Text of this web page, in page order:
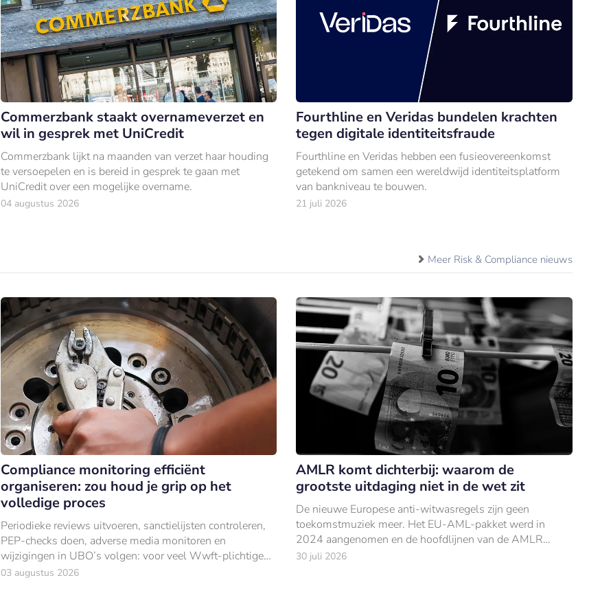
Commerzbank staakt overnameverzet en
wil in gesprek met UniCredit
Commerzbank lijkt na maanden van verzet haar houding
te versoepelen en is bereid in gesprek te gaan met
UniCredit over een mogelijke overname.
04 augustus 2026
Fourthline en Veridas bundelen krachten
tegen digitale identiteitsfraude
Fourthline en Veridas hebben een fusieovereenkomst
getekend om samen een wereldwijd identiteitsplatform
van bankniveau te bouwen.
21 juli 2026
Meer Risk & Compliance nieuws
Compliance monitoring efficiënt
organiseren: zou houd je grip op het
volledige proces
Periodieke reviews uitvoeren, sanctielijsten controleren,
PEP-checks doen, adverse media monitoren en
wijzigingen in UBO’s volgen: voor veel Wwft-plichtige
organisaties bestaat compliance monitoring
03 augustus 2026
AMLR komt dichterbij: waarom de
grootste uitdaging niet in de wet zit
De nieuwe Europese anti-witwasregels zijn geen
toekomstmuziek meer. Het EU-AML-pakket werd in
2024 aangenomen en de hoofdlijnen van de AMLR
liggen vast.
30 juli 2026